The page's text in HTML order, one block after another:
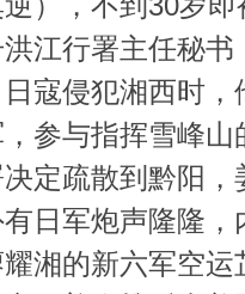
江行署主任秘
寇侵犯湘西时
参与指挥雪峰
定疏散到黔阳
日军炮声隆隆
湘的新六军空